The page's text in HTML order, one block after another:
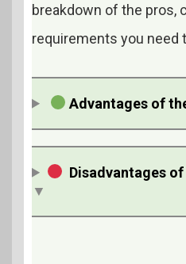
breakdown of the pros,
requirements you need
Advantages of
Disadvantages
▼